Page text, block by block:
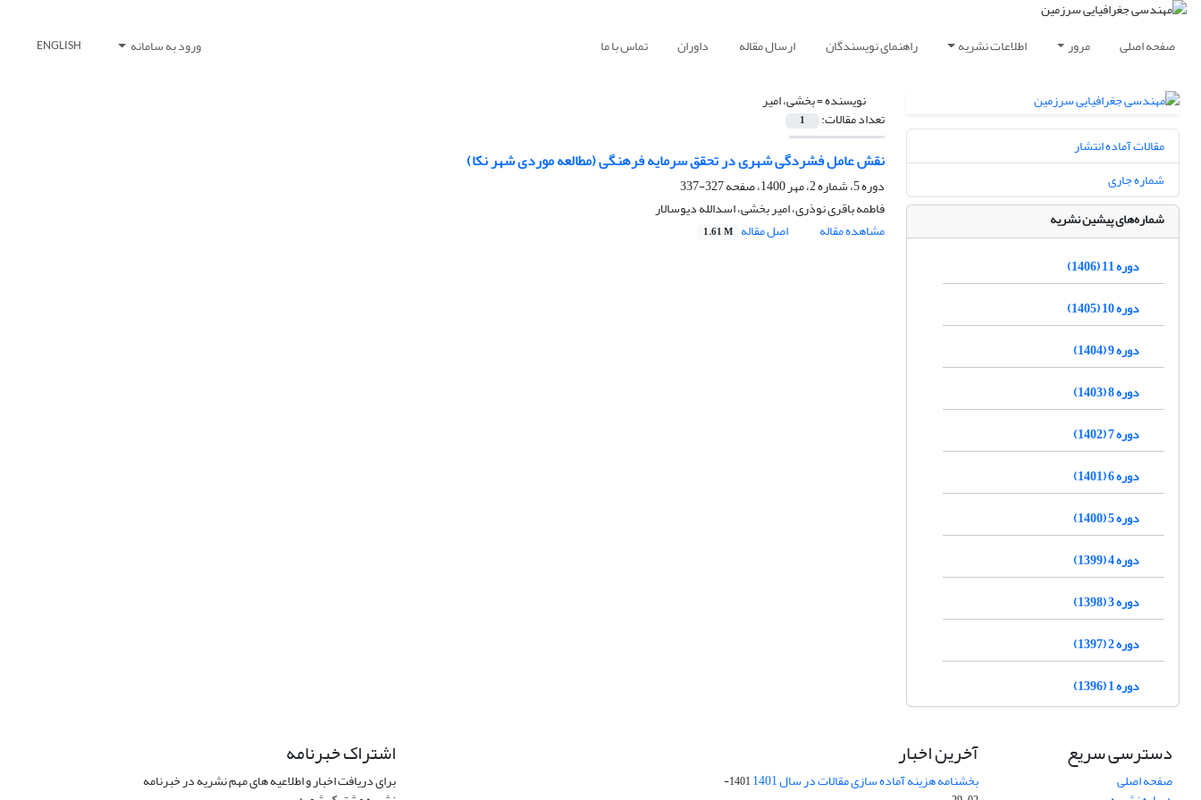
صفحه اصلی مرور اطلاعات نشریه راهنمای نویسندگان ارسال مقاله داوران تماس با ما ورود به سامانه ENGLISH
نویسنده =بخشی، امیر
تعداد مقالات: 1
نقش عامل فشردگی شهری در تحقق سرمایه فرهنگی (مطالعه موردی شهر نکا)
دوره 5، شماره 2، مهر 1400، صفحه
327-337
فاطمه باقری نوذری، امیر بخشی، اسدالله دیوسالار
مشاهده مقاله
اصل مقاله 1.61 M
مقالات آماده انتشار
شماره جاری
شماره‌های پیشین نشریه
دوره 11 (1406)
دوره 10 (1405)
دوره 9 (1404)
دوره 8 (1403)
دوره 7 (1402)
دوره 6 (1401)
دوره 5 (1400)
دوره 4 (1399)
دوره 3 (1398)
دوره 2 (1397)
دوره 1 (1396)
دسترسی سریع
صفحه اصلی
آخرین اخبار
بخشنامه هزینه آماده سازی مقالات در سال 1401
1401-
اشتراک خبرنامه
برای دریافت اخبار و اطلاعیه های مهم نشریه در خبرنامه